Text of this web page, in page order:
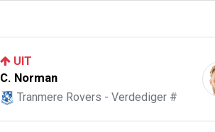
UIT
C. Norman
Tranmere Rovers - Verdediger #